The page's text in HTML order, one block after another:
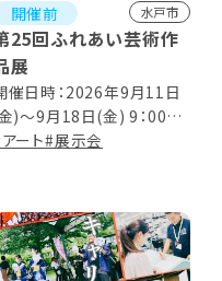
開催前 水戸市
25回ふれあい芸術作
展
催日時：2026年9月11日
)～9月18日(金) 9：00～
：00（※18日は12：00ま
ート#展示会